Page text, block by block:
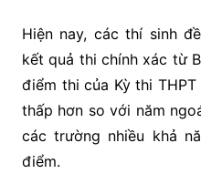
Hiện nay, các thí sinh
kết quả thi chính xác từ
điểm thi của Kỳ thi
thấp hơn so với năm
các trường nhiều khả
điểm.